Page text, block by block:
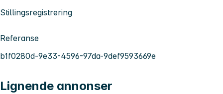
Stillingsregistrering
Referanse
b1f0280d-9e33-4596-97da-9def9593669e
Lignende annonser